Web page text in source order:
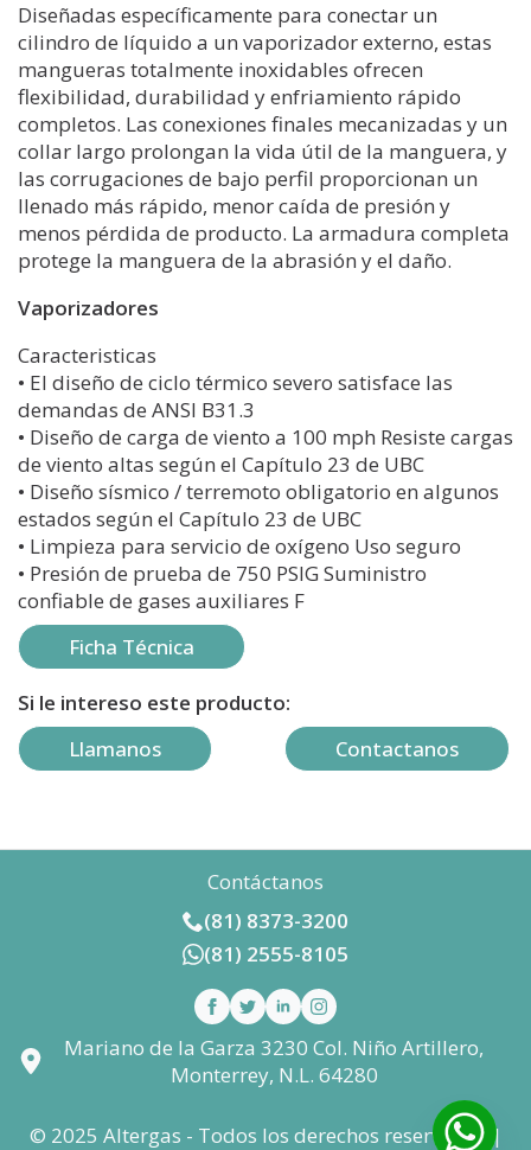
Diseñadas específicamente para conectar un
cilindro de líquido a un vaporizador externo, estas
mangueras totalmente inoxidables ofrecen
flexibilidad, durabilidad y enfriamiento rápido
completos. Las conexiones finales mecanizadas y un
collar largo prolongan la vida útil de la manguera, y
las corrugaciones de bajo perfil proporcionan un
llenado más rápido, menor caída de presión y
menos pérdida de producto. La armadura completa
protege la manguera de la abrasión y el daño.
Vaporizadores
Caracteristicas
• El diseño de ciclo térmico severo satisface las
demandas de ANSI B31.3
• Diseño de carga de viento a 100 mph Resiste cargas
de viento altas según el Capítulo 23 de UBC
• Diseño sísmico / terremoto obligatorio en algunos
estados según el Capítulo 23 de UBC
• Limpieza para servicio de oxígeno Uso seguro
• Presión de prueba de 750 PSIG Suministro
confiable de gases auxiliares F
Ficha Técnica
Si le intereso este producto:
Llamanos
Contactanos
Contáctanos
(81) 8373-3200
(81) 2555-8105
Mariano de la Garza 3230 Col. Niño Artillero,
Monterrey, N.L. 64280
© 2025 Altergas - Todos los derechos reservados |